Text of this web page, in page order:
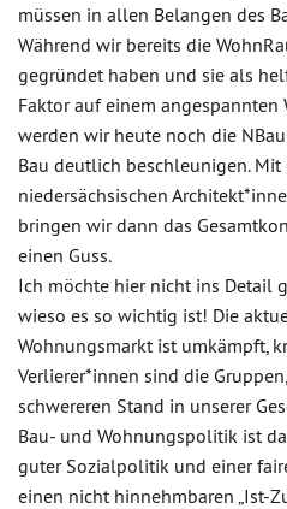
müssen in allen Belangen des
Während wir bereits die
gegründet haben und sie als
Faktor auf einem angespannten
werden wir heute noch die
Bau deutlich beschleunigen. Mit
niedersächsischen
bringen wir dann das
einen Guss.
Ich möchte hier nicht ins Detail
wieso es so wichtig ist! Die
Wohnungsmarkt ist umkämpft,
Verlierer*innen sind die
schwereren Stand in unserer
Bau- und Wohnungspolitik ist
guter Sozialpolitik und einer
einen nicht hinnehmbaren „Ist-